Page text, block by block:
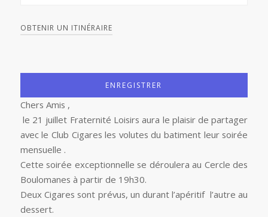
OBTENIR UN ITINÉRAIRE
ENREGISTRER
Chers Amis ,
le 21 juillet Fraternité Loisirs aura le plaisir de partager
avec le Club Cigares les volutes du batiment leur soirée
mensuelle .
Cette soirée exceptionnelle se déroulera au Cercle des
Boulomanes à partir de 19h30.
Deux Cigares sont prévus, un durant l’apéritif l’autre au
dessert.